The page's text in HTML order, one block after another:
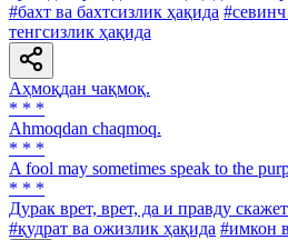
#бахт ва бахтсизлик ҳақида
тенгсизлик ҳақида
Аҳмоқдан чақмоқ.
* * *
Ahmoqdan chaqmoq.
* * *
A fool may sometimes speak to the
* * *
Дурак врет, врет, да и правду
#қудрат ва ожизлик ҳақида #имкон